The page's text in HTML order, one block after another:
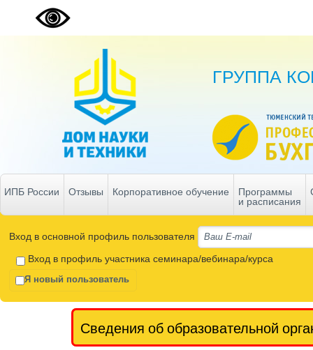
ГРУППА
ИПБ России Отзывы Корпоративное обучение
Программы
и расписания
Вход в основной профиль пользователя
Вход в профиль участника семинара/вебинара/курса
Я новый пользователь
Сведения об образовательной